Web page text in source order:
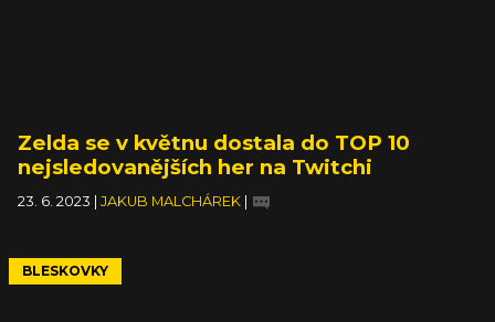
Zelda se v květnu dostala do TOP 10
nejsledovanějších her na Twitchi
23. 6. 2023 JAKUB MALCHÁREK
BLESKOVKY